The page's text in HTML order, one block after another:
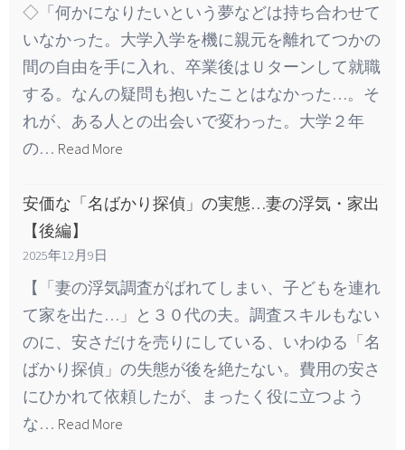
◇「何かになりたいという夢などは持ち合わせて
いなかった。大学入学を機に親元を離れてつかの
間の自由を手に入れ、卒業後はＵターンして就職
する。なんの疑問も抱いたことはなかった…。そ
れが、ある人との出会いで変わった。大学２年
の… Read More
安価な「名ばかり探偵」の実態…妻の浮気・家出
【後編】
2025年12月9日
【「妻の浮気調査がばれてしまい、子どもを連れ
て家を出た…」と３０代の夫。調査スキルもない
のに、安さだけを売りにしている、いわゆる「名
ばかり探偵」の失態が後を絶たない。費用の安さ
にひかれて依頼したが、まったく役に立つよう
な… Read More